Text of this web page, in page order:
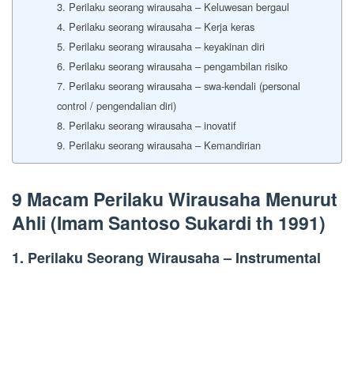
3. Perilaku seorang wirausaha – Keluwesan bergaul
4. Perilaku seorang wirausaha – Kerja keras
5. Perilaku seorang wirausaha – keyakinan diri
6. Perilaku seorang wirausaha – pengambilan risiko
7. Perilaku seorang wirausaha – swa-kendali (personal
control / pengendalian diri)
8. Perilaku seorang wirausaha – inovatif
9. Perilaku seorang wirausaha – Kemandirian
9 Macam Perilaku Wirausaha Menurut
Ahli (Imam Santoso Sukardi th 1991)
1. Perilaku Seorang Wirausaha – Instrumental